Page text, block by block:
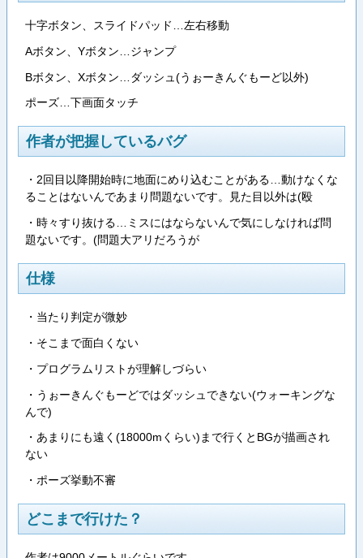
十字ボタン、スライドパッド…左右移動
Aボタン、Yボタン…ジャンプ
Bボタン、Xボタン…ダッシュ(うぉーきんぐもーど以外)
ポーズ…下画面タッチ
作者が把握しているバグ
・2回目以降開始時に地面にめり込むことがある…動けなくな
ることはないんであまり問題ないです。見た目以外は(殴
・時々すり抜ける…ミスにはならないんで気にしなければ問
題ないです。(問題大アリだろうが
仕様
・当たり判定が微妙
・そこまで面白くない
・プログラムリストが理解しづらい
・うぉーきんぐもーどではダッシュできない(ウォーキングな
んで)
・あまりにも遠く(18000mくらい)まで行くとBGが描画され
ない
・ポーズ挙動不審
どこまで行けた？